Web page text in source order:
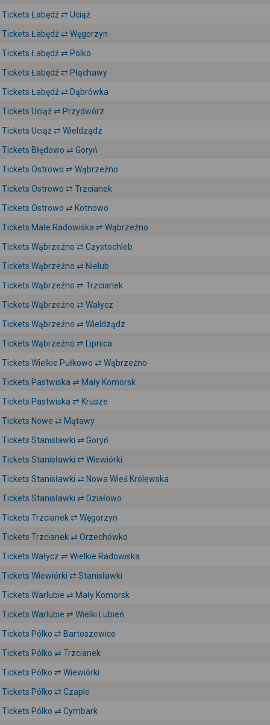
Tickets Łabędź ⇄ Uciąż
Tickets Łabędź ⇄ Węgorzyn
Tickets Łabędź ⇄ Pólko
Tickets Łabędź ⇄ Płąchawy
Tickets Łabędź ⇄ Dąbrówka
Tickets Uciąż ⇄ Przydwórz
Tickets Uciąż ⇄ Wieldządz
Tickets Błędowo ⇄ Goryń
Tickets Ostrowo ⇄ Wąbrzeźno
Tickets Ostrowo ⇄ Trzcianek
Tickets Ostrowo ⇄ Kotnowo
Tickets Małe Radowiska ⇄ Wąbrzeźno
Tickets Wąbrzeźno ⇄ Czystochleb
Tickets Wąbrzeźno ⇄ Nielub
Tickets Wąbrzeźno ⇄ Trzcianek
Tickets Wąbrzeźno ⇄ Wałycz
Tickets Wąbrzeźno ⇄ Wieldządz
Tickets Wąbrzeźno ⇄ Lipnica
Tickets Wielkie Pułkowo ⇄ Wąbrzeźno
Tickets Pastwiska ⇄ Mały Komorsk
Tickets Pastwiska ⇄ Krusze
Tickets Nowe ⇄ Mątawy
Tickets Stanisławki ⇄ Goryń
Tickets Stanisławki ⇄ Wiewiórki
Tickets Stanisławki ⇄ Nowa Wieś Królewska
Tickets Stanisławki ⇄ Działowo
Tickets Trzcianek ⇄ Węgorzyn
Tickets Trzcianek ⇄ Orzechówko
Tickets Wałycz ⇄ Wielkie Radowiska
Tickets Wiewiórki ⇄ Stanisławki
Tickets Warlubie ⇄ Mały Komorsk
Tickets Warlubie ⇄ Wielki Lubień
Tickets Pólko ⇄ Bartoszewice
Tickets Pólko ⇄ Trzcianek
Tickets Pólko ⇄ Wiewiórki
Tickets Pólko ⇄ Czaple
Tickets Pólko ⇄ Cymbark